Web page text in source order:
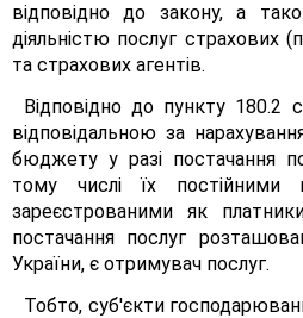
відповідно до закону, а
діяльністю послуг страхових
та страхових агентів.
Відповідно до пункту 180.2
відповідальною за
бюджету у разі постачання
тому числі їх постійними
зареєстрованими як
постачання послуг
України, є отримувач послуг.
Тобто, суб'єкти